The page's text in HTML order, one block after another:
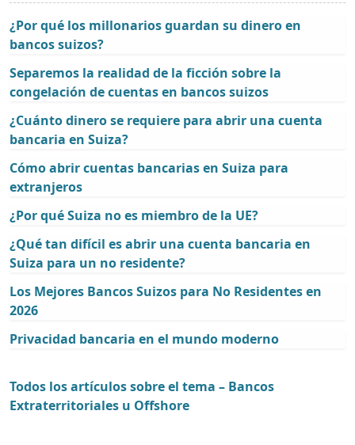
¿Por qué los millonarios guardan su dinero en
bancos suizos?
Separemos la realidad de la ficción sobre la
congelación de cuentas en bancos suizos
¿Cuánto dinero se requiere para abrir una cuenta
bancaria en Suiza?
Cómo abrir cuentas bancarias en Suiza para
extranjeros
¿Por qué Suiza no es miembro de la UE?
¿Qué tan difícil es abrir una cuenta bancaria en
Suiza para un no residente?
Los Mejores Bancos Suizos para No Residentes en
2026
Privacidad bancaria en el mundo moderno
Todos los artículos sobre el tema – Bancos
Extraterritoriales u Offshore